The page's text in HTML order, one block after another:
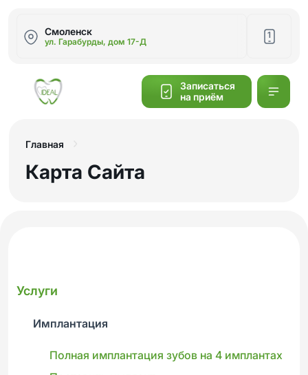
Смоленск
ул. Гарабурды, дом 17-Д
1
Записаться
на приём
Главная
Карта Сайта
Услуги
Имплантация
Полная имплантация зубов на 4 имплантах
Написать